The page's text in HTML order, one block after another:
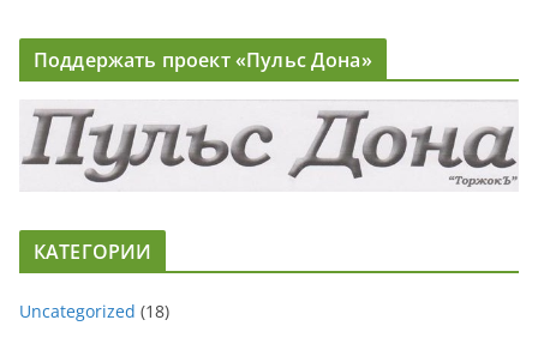
Поддержать проект «Пульс Дона»
КАТЕГОРИИ
Uncategorized (18)